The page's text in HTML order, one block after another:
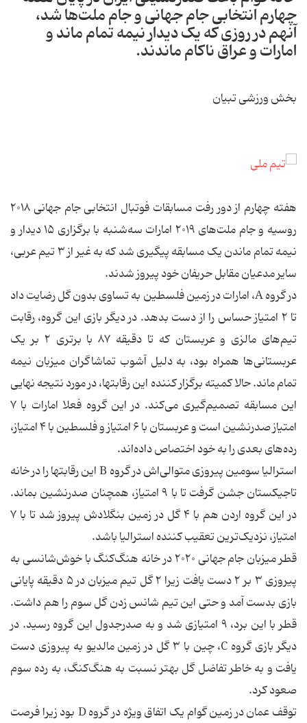
چهارم انتخابی جام جهانی و جام ملت‌ها شد،
آنهم در روزی که یک دیدار نیمه تمام ماند و
امارات و عراق ناکام ماندند.
بخش ورزشی تبیان
هفته چهارم از دور رفت مسابقات فوتبال انتخابی جام جهانی ۲۰۱۸
روسیه و جام ملت‌های ۲۰۱۹ امارات سه‌شنبه با برگزاری ۱۵ دیدار و
نیمه تمام ماندن یک مسابقه پیگیری شد که به غیر از ۳ تیم عربی،
سایر مدعیان مقابل حریفان خود پیروز شدند.
در گروه A، امارات در زمین فلسطین به تساوی بدون گل رضایت داد
تا ۲ امتیاز حساس را از دست بدهد. در دیگر بازی این گروه، رقابت
تیم‌های مالزی و عربستان که تا دقیقه ۸۷ با برتری ۲ بر یک
عربستانی‌ها همراه بود، به دلیل آشوب تماشاگران میزبان نیمه
تمام ماند. حالا کمیته برگزار کننده این رقابتها، در مورد نتیجه نهایی
این مسابقه تصمیم‌گیری می‌کند. در این گروه فعلا امارات با ۷
امتیاز صدرنشین است و عربستان با ۶ امتیاز و فلسطین با ۴ امتیاز،
رده‌های بعدی را به خود اختصاص داده‌اند.
استرالیا سومین پیروزی متوالی‌اش در گروه B این رقابتها را در خانه
تاجیکستان جشن گرفت تا با ۹ امتیاز، همچنان صدرنشین بماند.
در این گروه اردن هم با ۴ گل در زمین بنگلادش پیروز شد تا با ۷
امتیاز، نزدیک‌ترین تعقیب کننده استرالیا باشد.
قطر میزبان جام جهانی ۲۰۲۰ در خانه هنگ‌کنگ با خوش‌شانسی به
پیروزی ۳ بر ۲ دست یافت زیرا ۲ گل تیم میزبان در ۵ دقیقه پایانی
بازی بدست آمد و حتی این تیم شانس زدن گل سوم را هم داشت.
قطر با این برد، ۹ امتیازی شد و به صدرجدول این گروه رسید. در
دیگر بازی گروه C، چین با ۳ گل در زمین مالدیو به پیروزی دست
یافت و به خاطر تفاضل گل بهتر نسبت به هنگ‌کنگ، به رده سوم
صعود کرد.
توقف عمان در زمین گوام یک اتفاق ویژه در گروه D بود زیرا فرصت